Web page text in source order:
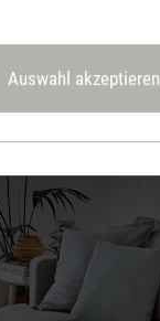
Auswahl akzeptieren